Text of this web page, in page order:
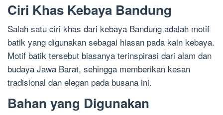
Ciri Khas Kebaya Bandung
Salah satu ciri khas dari kebaya Bandung adalah motif
batik yang digunakan sebagai hiasan pada kain kebaya.
Motif batik tersebut biasanya terinspirasi dari alam dan
budaya Jawa Barat, sehingga memberikan kesan
tradisional dan elegan pada busana ini.
Bahan yang Digunakan